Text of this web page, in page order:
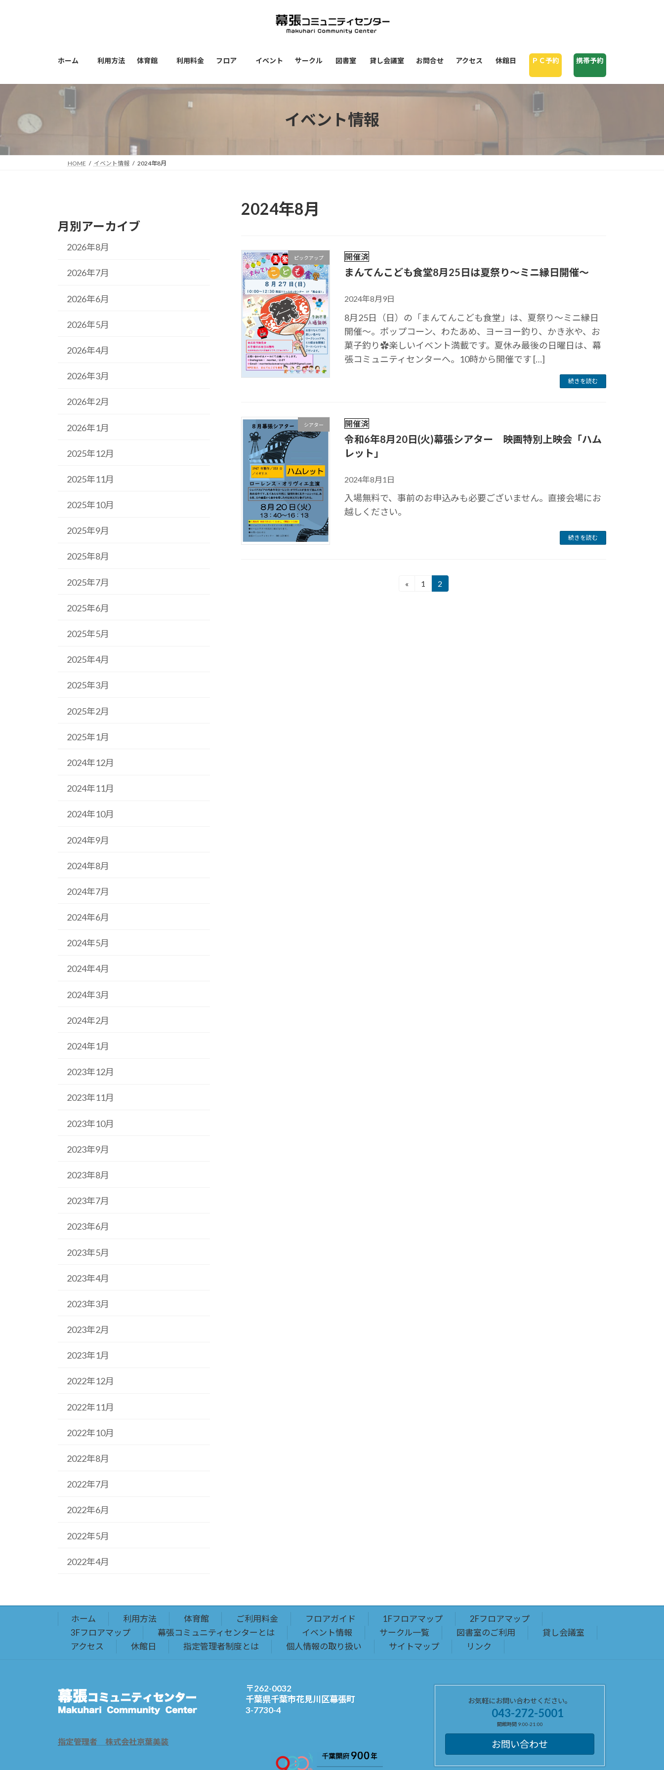
ホーム 利用方法 体育館 利用料金 フロア イベント サークル 図書室 貸し会議室 お問合せ アクセス 休館日 ＰＣ予約 携帯予約
イベント情報
HOME イベント情報 2024年8月
2024年8月
ピックアップ 開催済
まんてんこども食堂8月25日は夏祭り～ミニ縁日開催～
2024年8月9日
8月25日（日）の「まんてんこども食堂」は、夏祭り～ミニ縁日
開催～。ポップコーン、わたあめ、ヨーヨー釣り、かき氷や、お
菓子釣り✿楽しいイベント満載です。夏休み最後の日曜日は、幕
張コミュニティセンターへ。10時から開催です […]
続きを読む
シアター 開催済
令和6年8月20日(火)幕張シアター 映画特別上映会「ハム
レット」
2024年8月1日
入場無料で、事前のお申込みも必要ございません。直接会場にお
越しください。
続きを読む
«
固
1
固
2
月別アーカイブ
2026年8月
2026年7月
2026年6月
2026年5月
2026年4月
2026年3月
2026年2月
2026年1月
2025年12月
2025年11月
2025年10月
2025年9月
2025年8月
2025年7月
2025年6月
2025年5月
2025年4月
2025年3月
2025年2月
2025年1月
2024年12月
2024年11月
2024年10月
2024年9月
2024年8月
2024年7月
2024年6月
2024年5月
2024年4月
2024年3月
2024年2月
2024年1月
2023年12月
2023年11月
2023年10月
2023年9月
2023年8月
2023年7月
2023年6月
2023年5月
2023年4月
2023年3月
2023年2月
2023年1月
2022年12月
2022年11月
2022年10月
2022年8月
2022年7月
2022年6月
2022年5月
2022年4月
ホーム 利用方法 体育館 ご利用料金 フロアガイド 1Fフロアマップ
2Fフロアマップ
3Fフロアマップ
幕張コミュニティセンターとは イベント情報 サークル一覧 図書室のご利用
貸し会議室
アクセス
休館日 指定管理者制度とは 個人情報の取り扱い サイトマップ リンク
指定管理者 株式会社京葉美装
〒262-0032
千葉県千葉市花見川区幕張町
3-7730-4
お気軽にお問い合わせください。
043-272-5001
開館時間 9:00-21:00
お問い合わせ